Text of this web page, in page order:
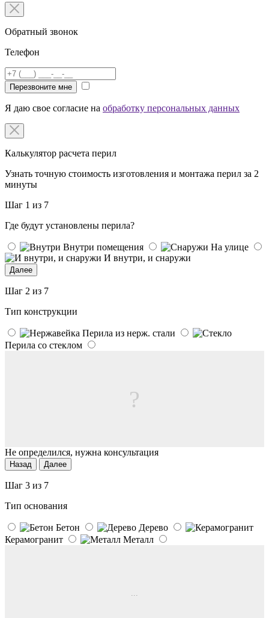
Обратный звонок
Телефон
Перезвоните мне
Я даю свое согласие на обработку персональных данных
Калькулятор расчета перил
Узнать точную стоимость изготовления и монтажа перил за 2
минуты
Шаг 1 из 7
Где будут установлены перила?
Внутри помещения
На улице
И внутри, и снаружи
Далее
Шаг 2 из 7
Тип конструкции
Перила из нерж. стали
Перила со стеклом
?
Не определился, нужна консультация
Назад Далее
Шаг 3 из 7
Тип основания
Бетон
Дерево
Керамогранит
Металл
...